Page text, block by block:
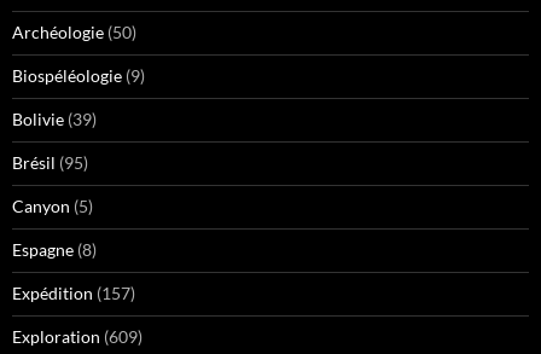
Archéologie (50)
Biospéléologie (9)
Bolivie (39)
Brésil (95)
Canyon (5)
Espagne (8)
Expédition (157)
Exploration (609)